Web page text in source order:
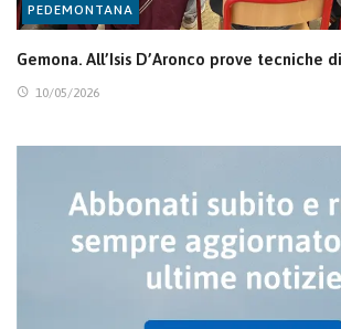
PEDEMONTANA
Gemona. All’Isis D’Aronco prove tecniche
10/05/2026